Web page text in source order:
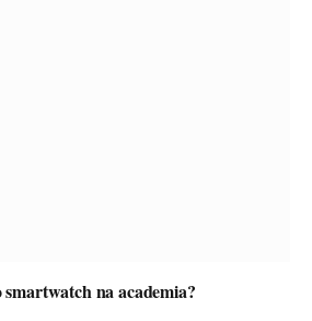
smartwatch na academia?